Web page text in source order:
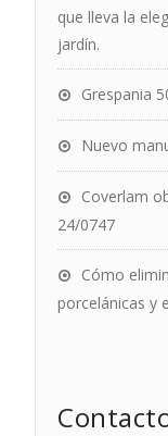
que lleva la
jardín.
Grespania
Nuevo
Coverlam
24/0747
Cómo
porcelánicas y